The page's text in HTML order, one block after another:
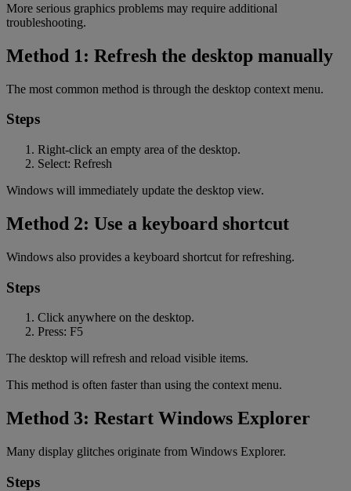
More serious graphics problems may require additional
troubleshooting.
Method 1: Refresh the desktop manually
The most common method is through the desktop context menu.
Steps
Right-click an empty area of the desktop.
Select: Refresh
Windows will immediately update the desktop view.
Method 2: Use a keyboard shortcut
Windows also provides a keyboard shortcut for refreshing.
Steps
Click anywhere on the desktop.
Press: F5
The desktop will refresh and reload visible items.
This method is often faster than using the context menu.
Method 3: Restart Windows Explorer
Many display glitches originate from Windows Explorer.
Steps